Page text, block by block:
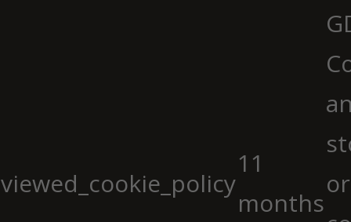
viewed_cookie_policy
11
months